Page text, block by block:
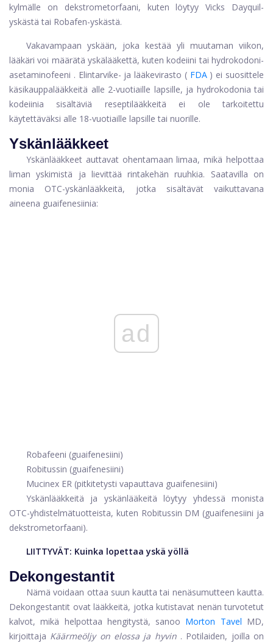
kylmälle on dekstrometorfaani, kuten löytyy Vicks Dayquil-
yskästä tai Robafen-yskästä.
Vakavampaan yskään, joka kestää yli muutaman viikon,
lääkäri voi määrätä yskälääkettä, kuten kodeiini tai hydrokodoni-
asetaminofeeni . Elintarvike- ja lääkevirasto ( FDA ) ei suosittele
käsikauppalääkkeitä alle 2-vuotiaille lapsille, ja hydrokodonia tai
kodeiinia sisältäviä reseptilääkkeitä ei ole tarkoitettu
käytettäväksi alle 18-vuotiaille lapsille tai nuorille.
Yskänlääkkeet
Yskänlääkkeet auttavat ohentamaan limaa, mikä helpottaa
liman yskimistä ja lievittää rintakehän ruuhkia. Saatavilla on
monia OTC-yskänlääkkeitä, jotka sisältävät vaikuttavana
aineena guaifenesiinia:
ad
Robafeeni (guaifenesiini)
Robitussin (guaifenesiini)
Mucinex ER (pitkitetysti vapauttava guaifenesiini)
Yskänlääkkeitä ja yskänlääkeitä löytyy yhdessä monista
OTC-yhdistelmätuotteista, kuten Robitussin DM (guaifenesiini ja
dekstrometorfaani).
LIITTYVÄT: Kuinka lopettaa yskä yöllä
Dekongestantit
Nämä voidaan ottaa suun kautta tai nenäsumutteen kautta.
Dekongestantit ovat lääkkeitä, jotka kutistavat nenän turvotetut
kalvot, mikä helpottaa hengitystä, sanoo Morton Tavel MD,
kirjoittaja Käärmeöljy on elossa ja hyvin. Potilaiden, joilla on